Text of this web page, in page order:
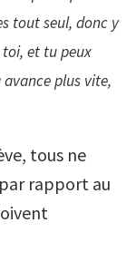
tout seul, donc y
toi, et tu peux
plus vite,
tous ne
rapport au